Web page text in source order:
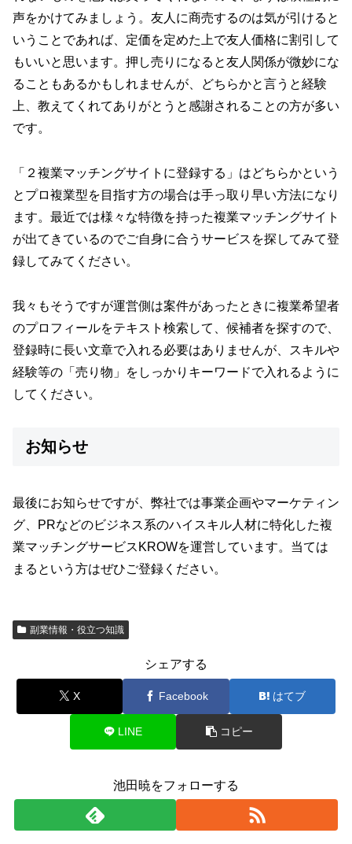
声をかけてみましょう。友人に商売するのは気が引けると
いうことであれば、定価を定めた上で友人価格に割引して
もいいと思います。押し売りになると友人関係が微妙にな
ることもあるかもしれませんが、どちらかと言うと経験
上、教えてくれてありがとうと感謝されることの方が多い
です。
「２複業マッチングサイトに登録する」はどちらかという
とプロ複業型を目指す方の場合は手っ取り早い方法になり
ます。最近では様々な特徴を持った複業マッチングサイト
が出てきているのでご自身に合うサービスを探してみて登
録してみてください。
我々もそうですが運営側は案件があったときに複業希望者
のプロフィールをテキスト検索して、候補者を探すので、
登録時に長い文章で入れる必要はありませんが、スキルや
経験等の「売り物」をしっかりキーワードで入れるように
してください。
お知らせ
最後にお知らせですが、弊社では事業企画やマーケティン
グ、PRなどのビジネス系のハイスキル人材に特化した複
業マッチングサービスKROWを運営しています。当ては
まるという方はぜひご登録ください。
副業情報・役立つ知識
シェアする
X Facebook はてブ
LINE コピー
池田暁をフォローする